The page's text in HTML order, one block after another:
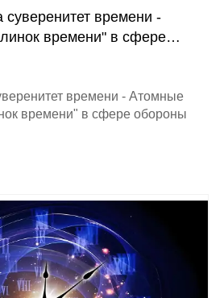
времени -
времени" в сфере
времени - Атомные
"Клинок времени" в сфере обороны